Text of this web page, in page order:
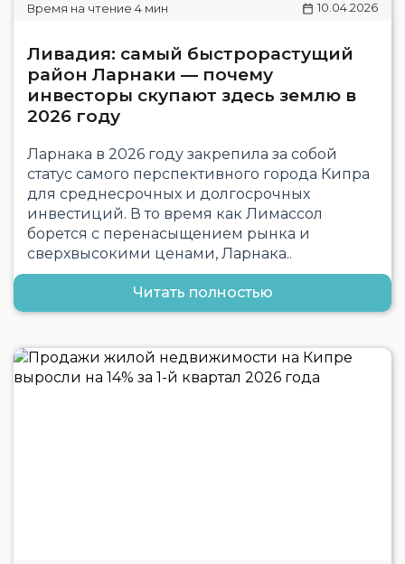
10.04.2026
Ливадия: самый быстрорастущий
район Ларнаки — почему
инвесторы скупают здесь землю в
2026 году
Ларнака в 2026 году закрепила за собой
статус самого перспективного города Кипра
для среднесрочных и долгосрочных
инвестиций. В то время как Лимассол
борется с перенасыщением рынка и
сверхвысокими ценами, Ларнака..
Читать полностью